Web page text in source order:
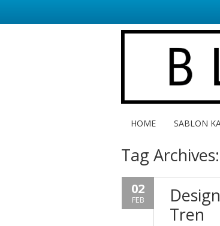
HOME SABLON
Tag Archives:
02
FEB
Tren